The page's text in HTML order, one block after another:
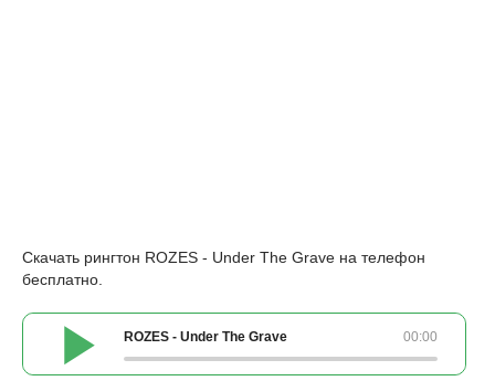
Скачать рингтон ROZES - Undеr Thе Grаvе на телефон
бесплатно.
00:00
ROZES - Undеr Thе Grаvе